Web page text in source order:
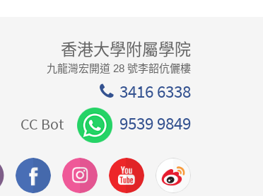
香港大學附屬學院
九龍灣宏開道 28 號李韶伉儷樓
3416 6338
CC Bot 9539 9849